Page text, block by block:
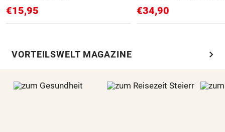
€15,95 €34,90
VORTEILSWELT MAGAZINE chevron_right